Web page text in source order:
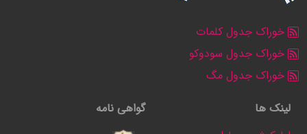
خوراک جدول کلمات
خوراک جدول سودوکو
خوراک جدول مگ
لینک ها
گواهی نامه